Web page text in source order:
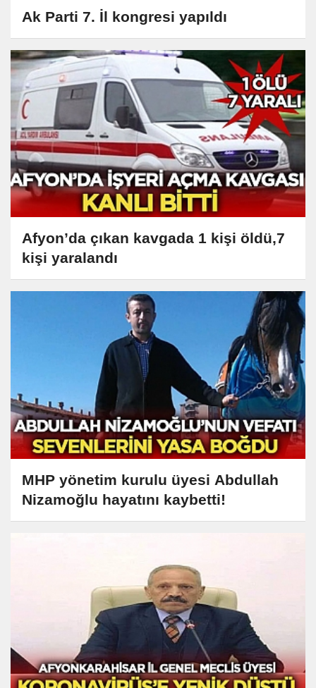
Ak Parti 7. İl kongresi yapıldı
Afyon’da çıkan kavgada 1 kişi öldü,7
kişi yaralandı
MHP yönetim kurulu üyesi Abdullah
Nizamoğlu hayatını kaybetti!